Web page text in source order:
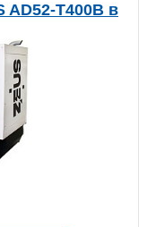
AD52-T400B в